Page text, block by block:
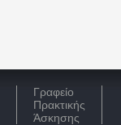
Γραφείο
Πρακτικής
Άσκησης